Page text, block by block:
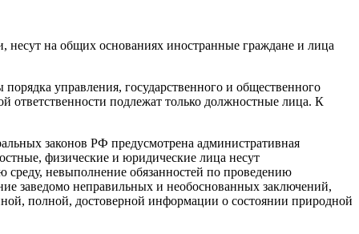
несут на общих основаниях иностранные граждане и лица
управления, государственного и общественного
ответственности подлежат только должностные лица. К
законов РФ предусмотрена административная
физические и юридические лица несут
невыполнение обязанностей по проведению
заведомо неправильных и необоснованных заключений,
полной, достоверной информации о состоянии природной